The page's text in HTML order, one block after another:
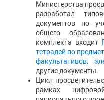
Министерства
разработал
документов по
общего
комплекта входит
тетрадей по
факультативов,
другие документы.
Цикл
рамках